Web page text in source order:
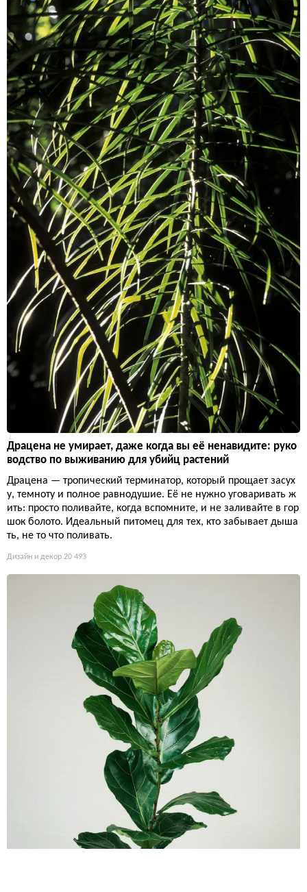
Драцена не умирает, даже когда вы её ненавидите: руко
водство по выживанию для убийц растений
Драцена — тропический терминатор, который прощает засух
у, темноту и полное равнодушие. Её не нужно уговаривать ж
ить: просто поливайте, когда вспомните, и не заливайте в гор
шок болото. Идеальный питомец для тех, кто забывает дыша
ть, не то что поливать.
Дизайн и декор 20 493